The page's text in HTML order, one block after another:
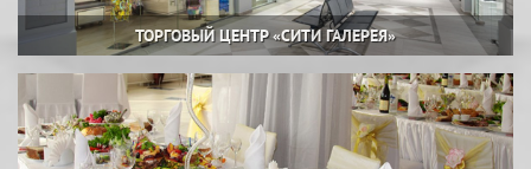
ТОРГОВЫЙ ЦЕНТР «СИТИ ГАЛЕРЕЯ»